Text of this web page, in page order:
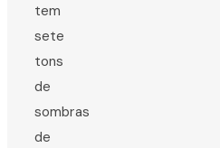
tem
sete
tons
de
sombras
de